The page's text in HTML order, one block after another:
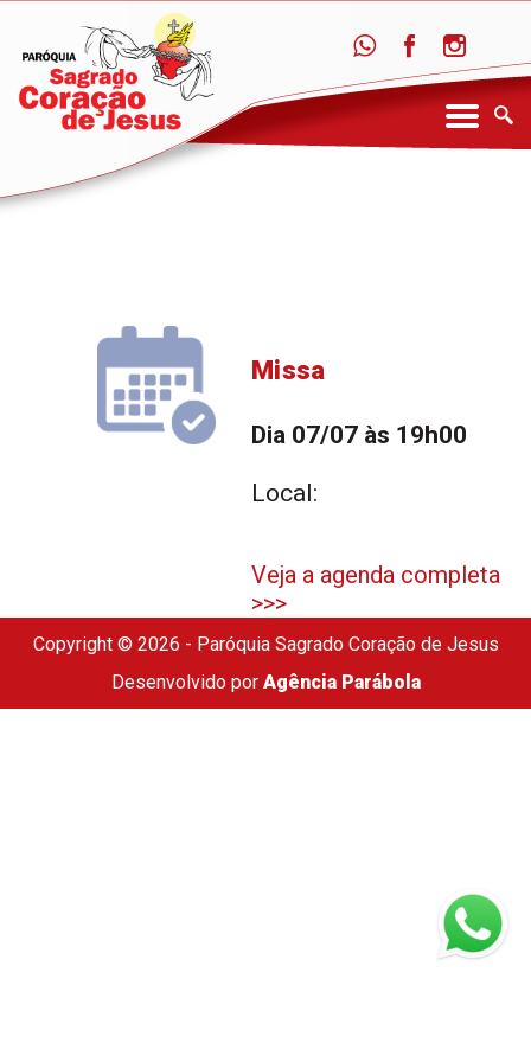
Missa
Dia 07/07 às 19h00
Local:
Veja a agenda completa
>>>
Copyright © 2026 - Paróquia Sagrado Coração de Jesus
Desenvolvido por Agência Parábola